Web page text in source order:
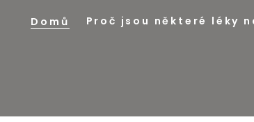
Domů Proč jsou některé léky